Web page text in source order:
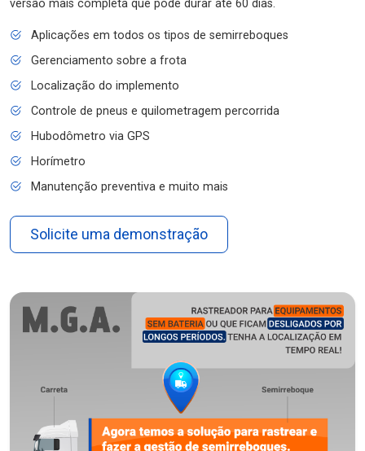
versão mais completa que pode durar até 60 dias.
Aplicações em todos os tipos de semirreboques
Gerenciamento sobre a frota
Localização do implemento
Controle de pneus e quilometragem percorrida
Hubodômetro via GPS
Horímetro
Manutenção preventiva e muito mais
Solicite uma demonstração